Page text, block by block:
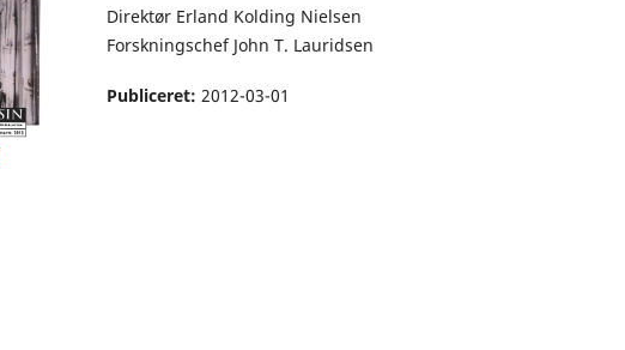
Direktør Erland Kolding Nielsen
Forskningschef John T. Lauridsen
Publiceret: 2012-03-01